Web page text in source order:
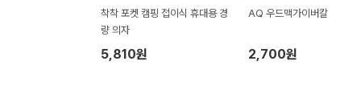
착착 포켓 캠핑 접이식 휴대용 경
량 의자
5,810원
AQ 우드맥가이버칼
2,700원